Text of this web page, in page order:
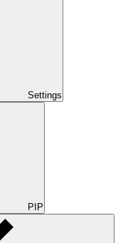
Settings
PIP